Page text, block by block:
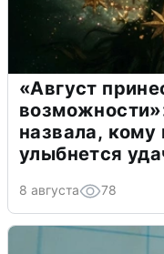
«Август
назвала, кому
улыбнется
8 августа 78